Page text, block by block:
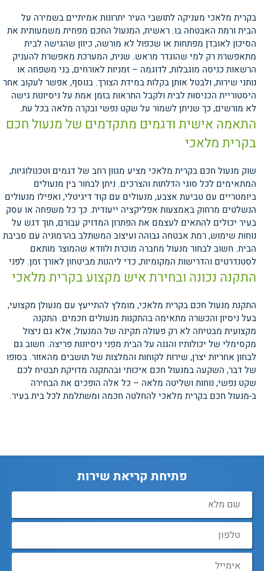
בקרית מלאכי מעניקה לתושבי העיר יתרונות אמיתיים בשמירה על
הבית ורמת האבטחה בו. ראשית, המנעול החכם מפחית משמעותית את
הסיכון לאובדן מפתחות או שכפול לא מורשה, כיוון שהגישה לבית
מתאפשרת רק למי שהוגדר מראש. שנית, המערכת מאפשרת להעניק
הרשאות כניסה מוגבלות, לדוגמה – זמניות לאורחים, בני משפחה או
נותני שירות, ולבטל אותן בקלות במידת הצורך. בנוסף, אפשר לעקוב אחר
היסטוריית הכניסות לבית ולקבל התראות בזמן אמת על ניסיונות גישה
לא מורשים, כך שניתן לשמור על שקט נפשי ובקרה מלאה בכל עת.
התאמה אישית ודגמים מתקדמים של מנעול חכם
בקרית מלאכי
שוק מנעול חכם בקרית מלאכי מציע מגוון רחב של דגמים וטכנולוגיות,
המתאימים לכל סוגי הדלתות והצרכים. ניתן לבחור בין מנעולים
ביומטריים עם טביעת אצבע, מנעולים עם קוד דיגיטלי, ואפילו מנעולים
הנשלטים מרחוק באמצעות אפליקציה ייעודית. כך כל משפחה או עסק
בעיר יכולים להתאים לעצמם את הפתרון המדויק עבורם, תוך דגש על
נוחות שימוש, רמת אבטחה גבוהה ועיצוב המשתלב בהרמוניה עם סביבת
הבית. חשוב לבחור מנעול מחברה מוכרת ולוודא שהמוצר מותאם
לסטנדרטים והדרישות המקומיות, כדי ליהנות מביטחון לאורך זמן.
התקנה נכונה ובחירת איש מקצוע בקרית מלאכי
לפני
התקנת מנעול חכם בקרית מלאכי, מומלץ להתייעץ עם מנעולן מקצועי,
בעל ניסיון והכשרה מתאימה בהתקנות מנעולים חכמים. התקנה
מקצועית מבטיחה לא רק פעולה תקינה של המנעול, אלא גם ניצול
מקסימלי של יכולותיו והגנה על הבית מפני ניסיונות פריצה. חשוב גם
לבחון אחריות יצרן, שירות לקוחות והמלצות של תושבים מהאזור. בסופו
של דבר, השקעה במנעול חכם איכותי ובהתקנה מדויקת תבטיח לכם
שקט נפשי, נוחות ושליטה מלאה – כל אלה הופכים את הבחירה
ב-מנעול חכם בקרית מלאכי להחלטה חכמה ומשתלמת לכל בית בעיר.
פתיחת קריאת שירות